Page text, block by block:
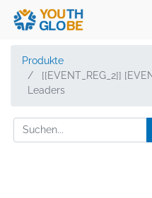
Produkte
[[EVENT_REG_2]]
Leaders